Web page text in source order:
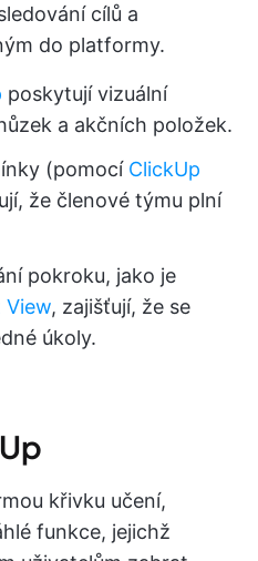
cílů a
do platformy.
poskytují vizuální
a akčních položek.
(pomocí ClickUp
že členové týmu plní
pokroku, jako je
View, zajišťují, že se
úkoly.
křivku učení,
funkce, jejichž